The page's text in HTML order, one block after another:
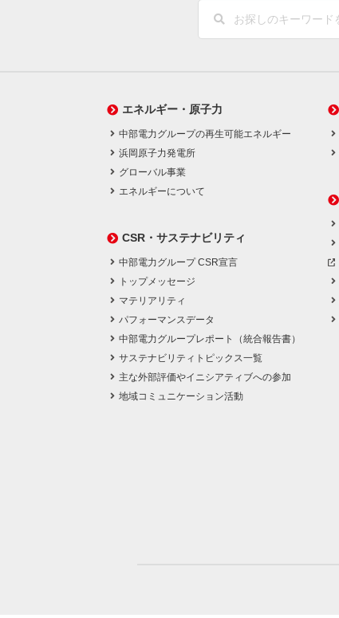
エネルギー・原子力
中部電力グループの再生可能エネルギー
浜岡原子力発電所
グローバル事業
エネルギーについて
CSR・サステナビリティ
中部電力グループ CSR宣言
トップメッセージ
マテリアリティ
パフォーマンスデータ
中部電力グループレポート（統合報告書）
サステナビリティトピックス一覧
主な外部評価やイニシアティブへの参加
地域コミュニケーション活動